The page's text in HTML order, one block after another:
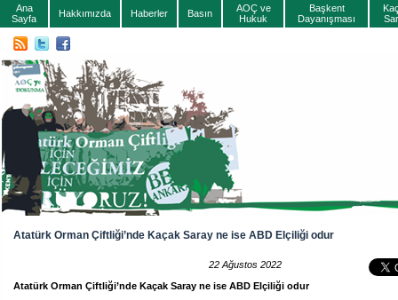
Ana
Sayfa
Hakkımızda Haberler Basın
AOÇ ve
Hukuk
Başkent
Dayanışması
Atatürk Orman Çiftliği’nde Kaçak Saray ne ise ABD Elçiliği odur
22 Ağustos 2022
Atatürk Orman Çiftliği’nde Kaçak Saray ne ise ABD Elçiliği odur